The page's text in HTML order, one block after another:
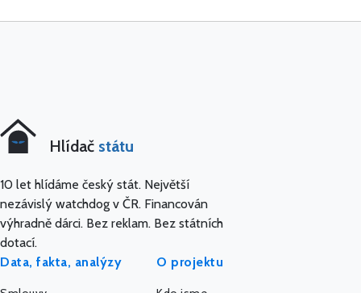
Hlídač státu
10 let hlídáme český stát. Největší
nezávislý watchdog v ČR. Financován
výhradně dárci. Bez reklam. Bez státních
dotací.
Data, fakta, analýzy
O projektu